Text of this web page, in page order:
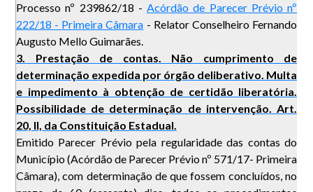
Processo nº 239862/18 - Acórdão de Parecer Prévio nº
222/18 - Primeira Câmara - Relator Conselheiro Fernando
Augusto Mello Guimarães.
3. Prestação de contas. Não cumprimento de
determinação expedida por órgão deliberativo. Multa
e impedimento à obtenção de certidão liberatória.
Possibilidade de determinação de intervenção. Art.
20, II, da Constituição Estadual.
Emitido Parecer Prévio pela regularidade das contas do
Município (Acórdão de Parecer Prévio nº 571/17- Primeira
Câmara), com determinação de que fossem concluídos, no